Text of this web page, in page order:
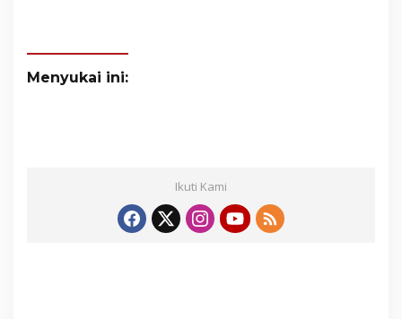
Menyukai ini:
Ikuti Kami